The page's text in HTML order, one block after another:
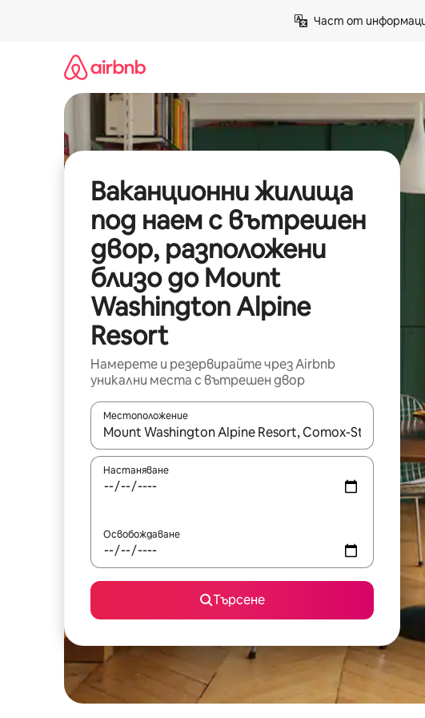
Част от
Ваканционни жилища
под наем с вътрешен
двор, разположени
близо до Mount
Washington Alpine
Resort
Намерете и резервирайте чрез Airbnb
уникални места с вътрешен двор
Местоположение
Когато резултатите се покажат, използвайте
Настаняване
Освобождаване
Търсене